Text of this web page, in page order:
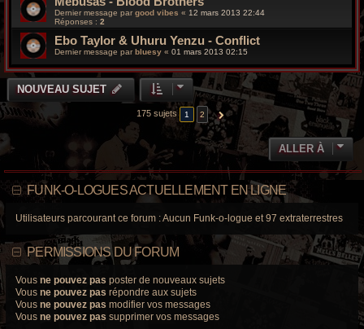
Dernier message par good vibes « 12 mars 2013 22:44
Réponses : 2
Ebo Taylor & Uhuru Yenzu - Conflict
Dernier message parbluesy « 01 mars 2013 02:15
NOUVEAU SUJET
175 sujets 1 2 SUIVANTE
ALLER À
FUNK-O-LOGUES ACTUELLEMENT EN LIGNE
Utilisateurs parcourant ce forum : Aucun Funk-o-logue et 97 extraterrestres
PERMISSIONS DU FORUM
Vous ne pouvez pas poster de nouveaux sujets
Vous ne pouvez pas répondre aux sujets
Vous ne pouvez pas modifier vos messages
Vous ne pouvez pas supprimer vos messages